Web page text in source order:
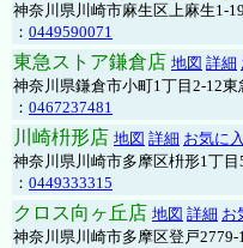
神奈川県川崎市麻生区上麻生1-
： 0449590071
東急ストア鎌倉店 地図 詳細
神奈川県鎌倉市小町1丁目2-12
： 0467237481
川崎枡形店 地図 詳細 お気に
神奈川県川崎市多摩区枡形1丁
： 0449333315
クロス向ヶ丘店 地図 詳細 お
神奈川県川崎市多摩区登戸